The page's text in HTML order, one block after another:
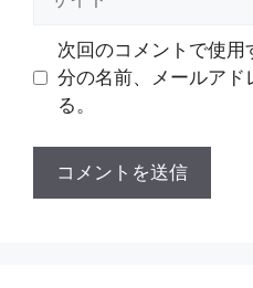
次回のコメントで使用
分の名前、メールアド
る。